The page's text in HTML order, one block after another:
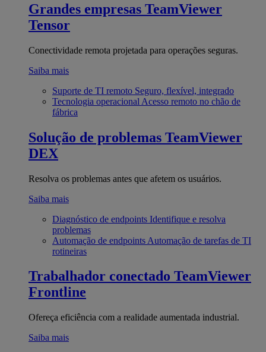
Grandes empresas TeamViewer
Tensor
Conectividade remota projetada para operações seguras.
Saiba mais
Suporte de TI remoto Seguro, flexível, integrado
Tecnologia operacional Acesso remoto no chão de
fábrica
Solução de problemas TeamViewer
DEX
Resolva os problemas antes que afetem os usuários.
Saiba mais
Diagnóstico de endpoints Identifique e resolva
problemas
Automação de endpoints Automação de tarefas de TI
rotineiras
Trabalhador conectado TeamViewer
Frontline
Ofereça eficiência com a realidade aumentada industrial.
Saiba mais